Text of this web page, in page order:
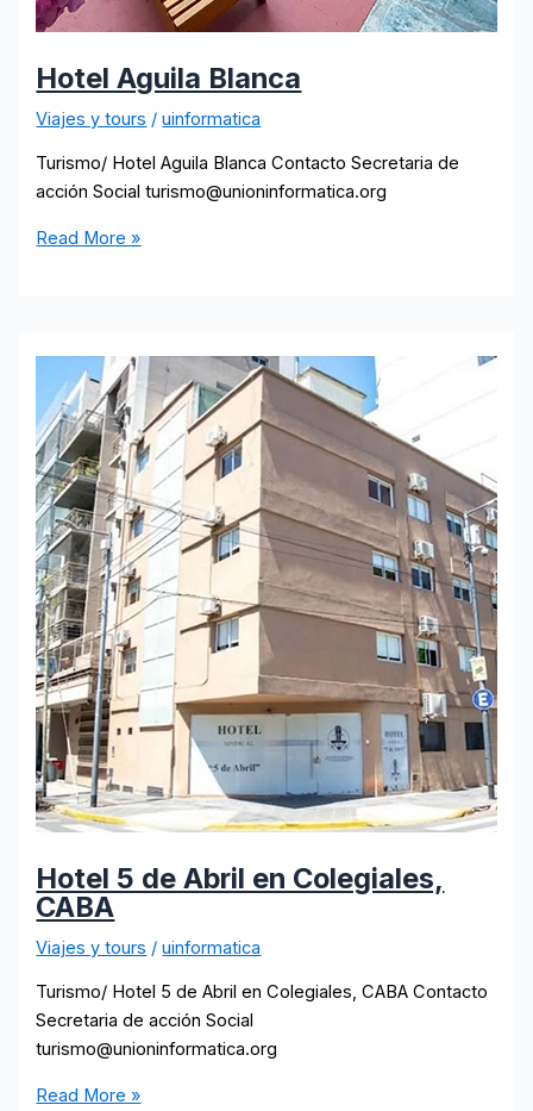
Hotel Aguila Blanca
Viajes y tours /uinformatica
Turismo/ Hotel Aguila Blanca Contacto Secretaria de
acción Social turismo@unioninformatica.org
Hotel
Read More »
Hotel 5 de Abril en Colegiales,
CABA
Viajes y tours /uinformatica
Turismo/ Hotel 5 de Abril en Colegiales, CABA Contacto
Secretaria de acción Social
turismo@unioninformatica.org
Hotel
Read More »